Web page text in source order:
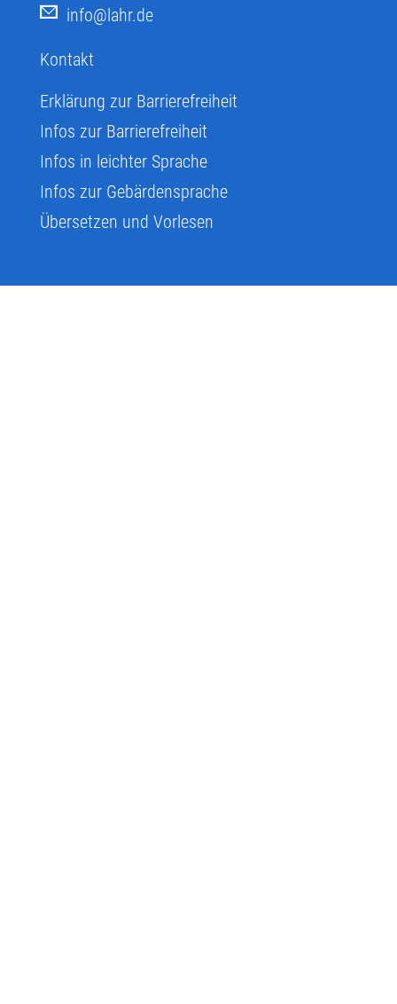
info@lahr.de
Kontakt
Erklärung zur Barrierefreiheit
Infos zur Barrierefreiheit
Infos in leichter Sprache
Infos zur Gebärdensprache
Übersetzen und Vorlesen